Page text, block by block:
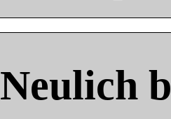
Neulich